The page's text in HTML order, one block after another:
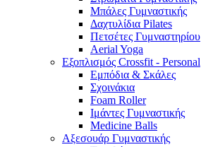
Μπάλες Γυμναστικής
Δαχτυλίδια Pilates
Πετσέτες Γυμναστηρίου
Aerial Yoga
Εξοπλισμός Crossfit - Personal
Εμπόδια & Σκάλες
Σχοινάκια
Foam Roller
Ιμάντες Γυμναστικής
Medicine Balls
Αξεσουάρ Γυμναστικής